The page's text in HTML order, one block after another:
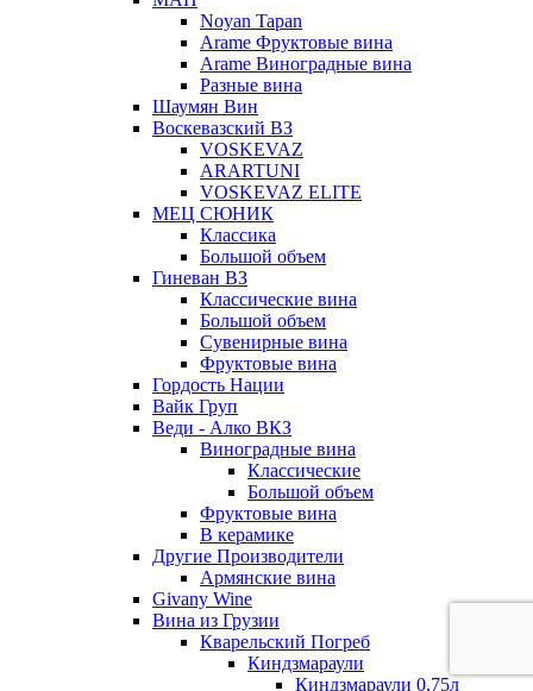
Noyan Tapan
Arame Фруктовые вина
Arame Виноградные вина
Разные вина
Шаумян Вин
Воскевазский ВЗ
VOSKEVAZ
ARARTUNI
VOSKEVAZ ELITE
МЕЦ СЮНИК
Классика
Большой объем
Гиневан ВЗ
Классические вина
Большой объем
Сувенирные вина
Фруктовые вина
Гордость Нации
Вайк Груп
Веди - Алко ВКЗ
Виноградные вина
Классические
Большой объем
Фруктовые вина
В керамике
Другие Производители
Армянские вина
Givany Wine
Вина из Грузии
Кварельский Погреб
Киндзмараули
Киндзмараули 0,75л